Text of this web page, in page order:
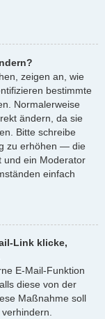
zeigen an, wie
bestimmte
Normalerweise
ändern, da sie
Bitte schreibe
zu erhöhen — die
und ein Moderator
einfach
Link klicke,
E-Mail-Funktion
diese von der
Maßnahme soll